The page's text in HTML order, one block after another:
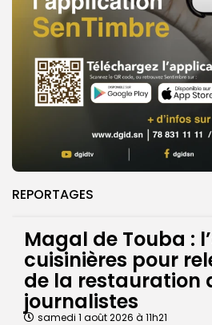
REPORTAGES
Magal de Touba :
cuisinières pour
de la restauration
journalistes
samedi 1 août 2026 à 11h21